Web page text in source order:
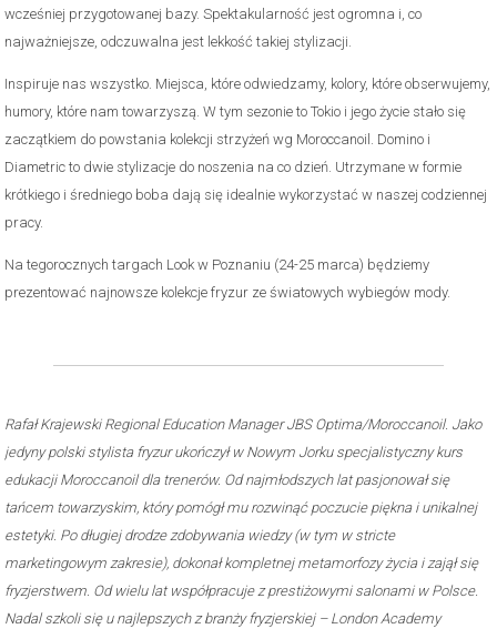
wcześniej przygotowanej bazy. Spektakularność jest ogromna i, co
najważniejsze, odczuwalna jest lekkość takiej stylizacji.
Inspiruje nas wszystko. Miejsca, które odwiedzamy, kolory, które obserwujemy,
humory, które nam towarzyszą. W tym sezonie to Tokio i jego życie stało się
zaczątkiem do powstania kolekcji strzyżeń wg Moroccanoil. Domino i
Diametric to dwie stylizacje do noszenia na co dzień. Utrzymane w formie
krótkiego i średniego boba dają się idealnie wykorzystać w naszej codziennej
pracy.
Na tegorocznych targach Look w Poznaniu (24-25 marca) będziemy
prezentować najnowsze kolekcje fryzur ze światowych wybiegów mody.
Rafał Krajewski Regional Education Manager JBS Optima/Moroccanoil. Jako
jedyny polski stylista fryzur ukończył w Nowym Jorku specjalistyczny kurs
edukacji Moroccanoil dla trenerów. Od najmłodszych lat pasjonował się
tańcem towarzyskim, który pomógł mu rozwinąć poczucie piękna i unikalnej
estetyki. Po długiej drodze zdobywania wiedzy (w tym w stricte
marketingowym zakresie), dokonał kompletnej metamorfozy życia i zajął się
fryzjerstwem. Od wielu lat współpracuje z prestiżowymi salonami w Polsce.
Nadal szkoli się u najlepszych z branży fryzjerskiej – London Academy